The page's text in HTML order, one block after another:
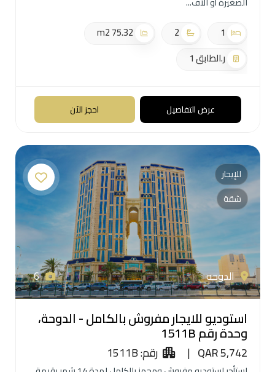
1
2
75.32 m2
ر.الطابق 1
عرض التفاصيل احجز الآن
الدوحه
للإيجار
شقة
6
استوديو للايجار مفروش بالكامل - الدوحة،
وحدة رقم 1511B
QAR 5,742
| رقم: 1511B